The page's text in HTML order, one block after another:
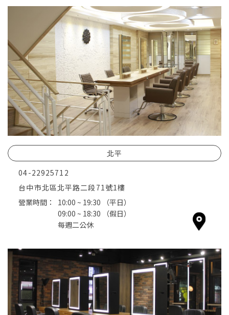
北平
04-22925712
台中市北區北平路二段71號1樓
營業時間：
10:00 ~ 19:30
（平日）
09:00 ~ 18:30
（假日）
每週二公休